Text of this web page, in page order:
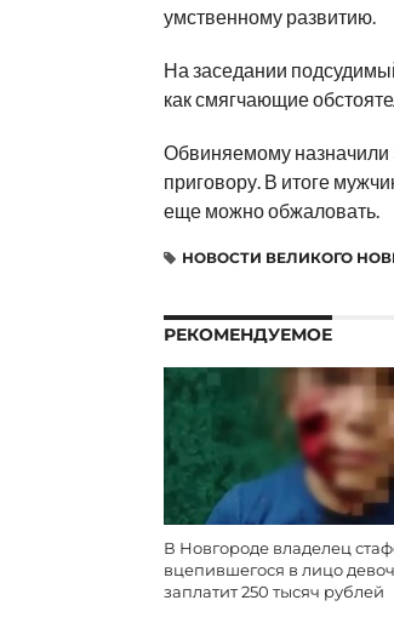
умственному развитию.
На заседании
как смягчающие
Обвиняемому назначили
приговору. В итоге
еще можно обжаловать.
НОВОСТИ ВЕЛИКОГО
РЕКОМЕНДУЕМОЕ
В Новгороде владелец
вцепившегося в лицо
заплатит 250 тысяч рублей